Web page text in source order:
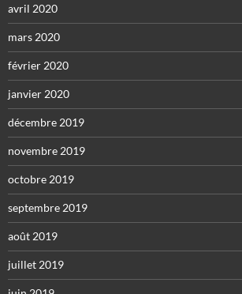
avril 2020
mars 2020
février 2020
janvier 2020
décembre 2019
novembre 2019
octobre 2019
septembre 2019
août 2019
juillet 2019